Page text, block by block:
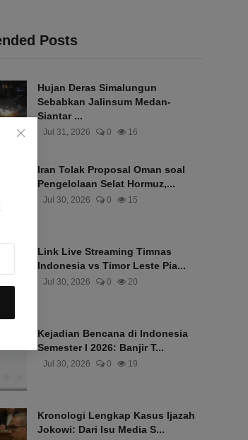
Posts
Hujan Deras Simalungun
Sebabkan Jalinsum Medan-
Siantar ...
Jul 31, 2026 0 16
Iran Tolak Proposal Oman soal
Pengelolaan Selat Hormuz,...
Jul 30, 2026 0 15
Link Live Streaming Timnas
Indonesia vs Timor Leste Pia...
Jul 30, 2026 0 20
Kejadian Bencana di Indonesia
Semester I 2026: Banjir T...
Jul 30, 2026 0 19
Kronologi Lengkap Kasus Ijazah
Jokowi: Dari Isu Media S...